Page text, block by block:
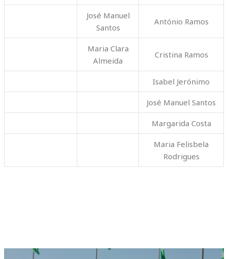
José Manuel
Santos
António Ramos
Maria Clara
Almeida
Cristina Ramos
Isabel Jerónimo
José Manuel Santos
Margarida Costa
Maria Felisbela
Rodrigues